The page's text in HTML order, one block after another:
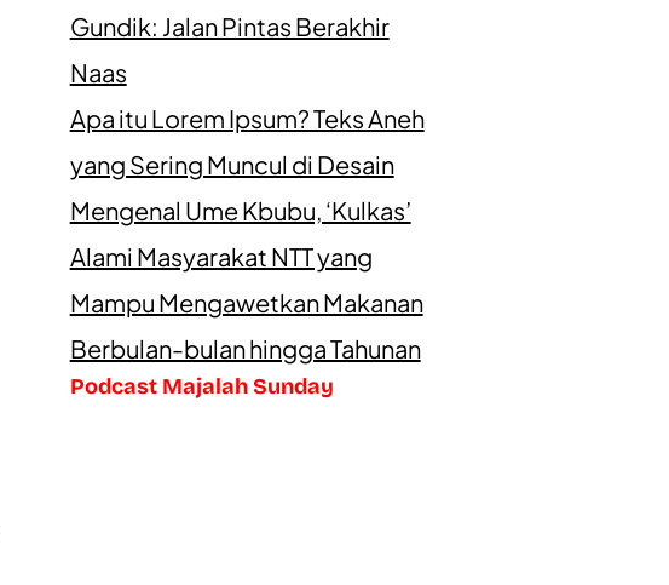
Gundik: Jalan Pintas Berakhir
Naas
Apa itu Lorem Ipsum? Teks Aneh
yang Sering Muncul di Desain
Mengenal Ume Kbubu, ‘Kulkas’
Alami Masyarakat NTT yang
Mampu Mengawetkan Makanan
Berbulan-bulan hingga Tahunan
Podcast Majalah Sunday